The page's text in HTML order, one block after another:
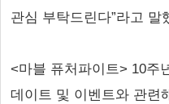
관심 부탁드린다”라고 말
<마블 퓨처파이트> 10주
데이트 및 이벤트와 관련